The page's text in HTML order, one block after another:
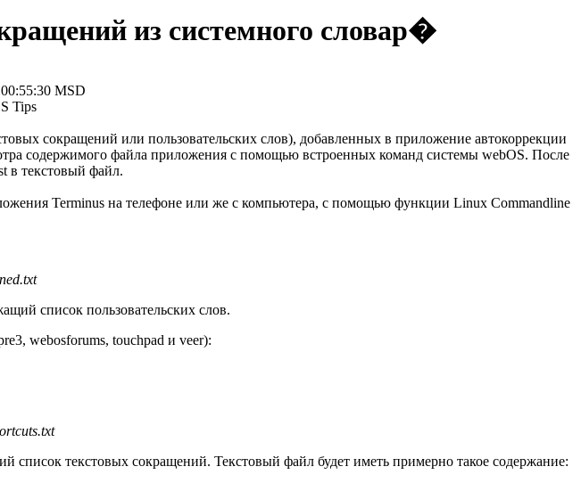
из системного словар�
MSD
Tips
сокращений или пользовательских слов), добавленных в приложение автокоррекции
содержимого файла приложения с помощью встроенных команд системы webOS. После
в текстовый файл.
Terminus на телефоне или же с компьютера, с помощью функции Linux Commandline
список пользовательских слов.
webosforums, touchpad и veer):
текстовых сокращений. Текстовый файл будет иметь примерно такое содержание: